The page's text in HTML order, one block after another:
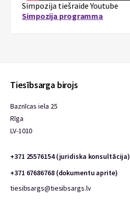
Simpozija tiešraide Youtube
Simpozija programma
Tiesībsarga birojs
Baznīcas iela 25
Rīga
LV-1010
+371 25576154 (juridiska konsultācija)
+371 67686768 (dokumentu aprite)
tiesibsargs@tiesibsargs.lv